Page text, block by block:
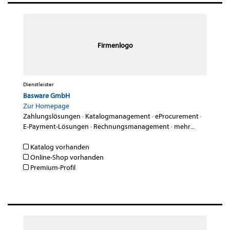
Firmenlogo
Dienstleister
Basware GmbH
Zur Homepage
Zahlungslösungen · Katalogmanagement·eProcurement·
E-Payment-Lösungen · Rechnungsmanagement· mehr...
Katalog vorhanden
Online-Shop vorhanden
Premium-Profil